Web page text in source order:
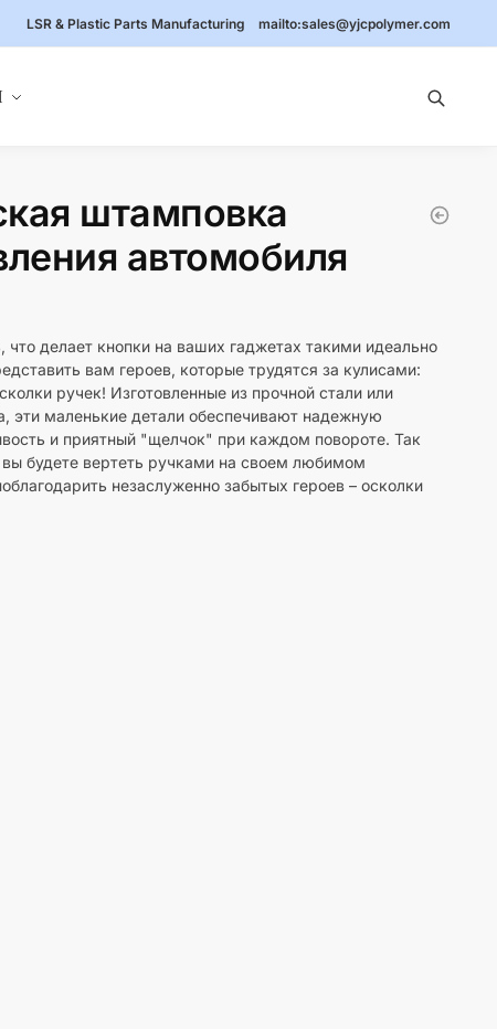
LSR & Plastic Parts Manufacturing mailto:sales@yjcpolymer.com
штамповка
автомобиля
что делает кнопки на ваших гаджетах такими идеально
вам героев, которые трудятся за кулисами:
ручек! Изготовленные из прочной стали или
эти маленькие детали обеспечивают надежную
и приятный "щелчок" при каждом повороте. Так
будете вертеть ручками на своем любимом
незаслуженно забытых героев – осколки